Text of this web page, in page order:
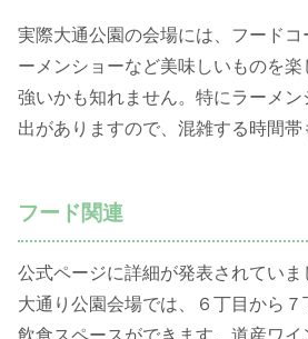
実際大通公園の会場には、フード
ーメンショーなど美味しいものを
強いかも知れません。特にラーメン
出がありますので、混雑する時間帯
フード関連
公式ページに詳細が発表されていま
大通り公園会場では、６丁目から
飲食スペースができます。道産ワ